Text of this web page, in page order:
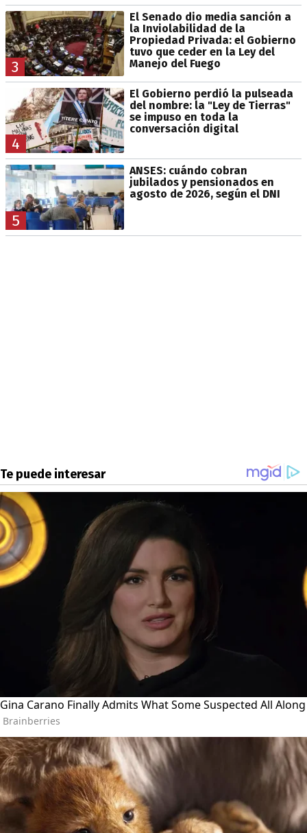
3
El Senado dio media sanción a
la Inviolabilidad de la
Propiedad Privada: el Gobierno
tuvo que ceder en la Ley del
Manejo del Fuego
4
El Gobierno perdió la pulseada
del nombre: la "Ley de Tierras"
se impuso en toda la
conversación digital
5
ANSES: cuándo cobran
jubilados y pensionados en
agosto de 2026, según el DNI